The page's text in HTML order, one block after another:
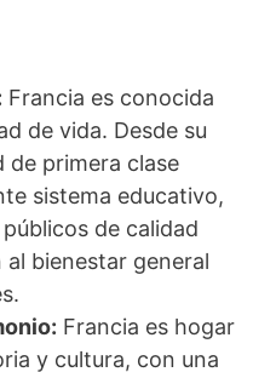
Francia es conocida
de vida. Desde su
de primera clase
sistema educativo,
de calidad
bienestar general
Francia es hogar
y cultura, con una